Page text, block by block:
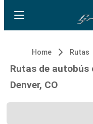
Home Rutas
Rutas de autobús
Denver, CO